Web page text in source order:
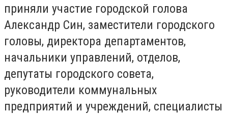
приняли участие городской голова
Александр Син, заместители городского
головы, директора департаментов,
начальники управлений, отделов,
депутаты городского совета,
руководители коммунальных
предприятий и учреждений, специалисты